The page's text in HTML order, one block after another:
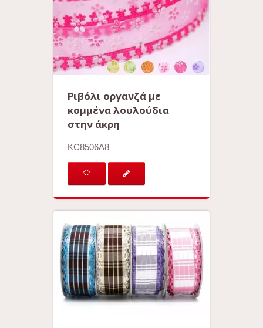
Ριβόλι οργανζά με
κομμένα λουλούδια
στην άκρη
KC8506A8